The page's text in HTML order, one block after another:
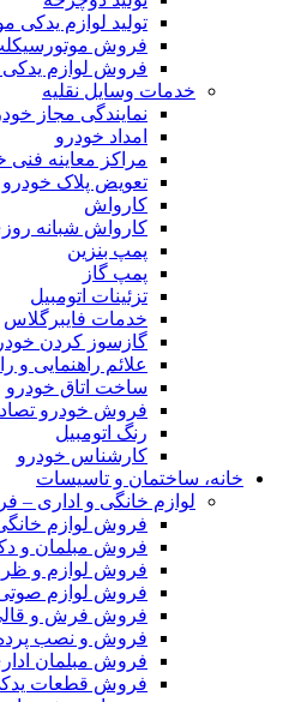
تولید لوازم یدکی
فروش
فروش لوازم
خدمات وسایل نقلیه
نمایندگی مجاز
امداد خودرو
مراکز معاینه فنی
تعویض پلاک خودرو
کارواش
کارواش شبانه
پمپ بنزین
پمپ گاز
تزئینات اتومبیل
خدمات فایبرگلاس
گازسوز کردن
علائم راهنمایی و
ساخت اتاق خودرو
فروش خودرو
رنگ اتومبیل
کارشناس خودرو
خانه، ساختمان و تاسیسات
لوازم خانگی و اداری –
فروش لوازم
فروش مبلمان و
فروش لوازم و
فروش لوازم
فروش فرش و
فروش و نصب
فروش مبلمان
فروش قطعات